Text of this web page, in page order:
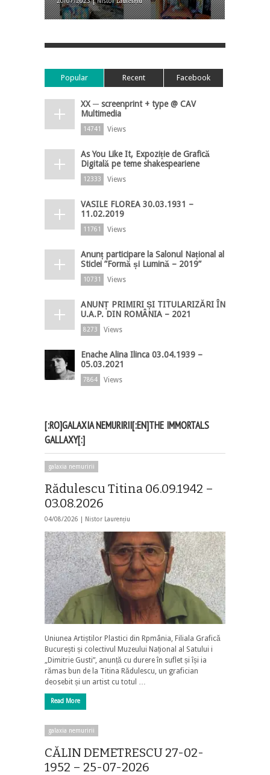
Popular Recent Facebook
XX ─ screenprint + type @ CAV
Multimedia
14741 Views
As You Like It, Expoziție de Grafică
Digitală pe teme shakespeariene
12333 Views
VASILE FLOREA 30.03.1931 –
11.02.2019
11761 Views
Anunț participare la Salonul Național al
Sticlei ”Formă și Lumină – 2019”
10731 Views
ANUNȚ PRIMIRI ȘI TITULARIZĂRI ÎN
U.A.P. DIN ROMÂNIA – 2021
8273 Views
Enache Alina Ilinca 03.04.1939 –
05.03.2021
7864 Views
[:RO]GALAXIA NEMURIRII[:EN]THE IMMORTALS
GALLAXY[:]
galaxia nemuririi
Rădulescu Titina 06.09.1942 –
03.08.2026
04/08/2026 | Nistor Laurențiu
Uniunea Artiștilor Plastici din Rpmânia, Filiala Grafică
București și colectivul Muzeului Național al Satului i
„Dimitrie Gusti”, anunță cu durere în suflet și își ia
rămas bun de la Titina Rădulescu, un grafician
deosebit și un artist cu totul …
Read More
galaxia nemuririi
CĂLIN DEMETRESCU 27-02-
1952 – 25-07-2026